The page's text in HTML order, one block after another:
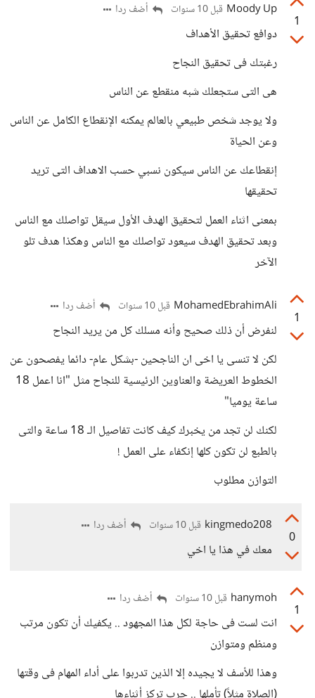
1
Moody Up قبل 10 سنوات أضف ردا
دوافع تحقيق الأهداف
رغبتك فى تحقيق النجاح
هى التى ستجعلك شبه منقطع عن الناس
ولا يوجد شخص طبيعي بالعالم يمكنه الإنقطاع الكامل عن الناس
وعن الحياة
إنقطاعك عن الناس سيكون نسبي حسب الاهداف التى تريد
تحقيقها
بمعنى اثناء العمل لتحقيق الهدف الأول سيقل تواصلك مع الناس
وبعد تحقيق الهدف سيعود تواصلك مع الناس وهكذا هدف تلو
الآخر
1
MohamedEbrahimAli قبل 10 سنوات أضف ردا
لنفرض أن ذلك صحيح وأنه مسلك كل من يريد النجاح
لكن لا تنسى يا اخى ان الناجحين -بشكل عام- دائما يفصحون عن
الخطوط العريضة والعناوين الرئيسية للنجاح مثل "انا اعمل 18
ساعة يوميا"
لكنك لن تجد من يخبرك كيف كانت تفاصيل الـ 18 ساعة والتى
بالطبع لن تكون كلها إنكفاء على العمل !
التوازن مطلوب
0
kingmedo208 قبل 10 سنوات أضف ردا
معك في هذا يا اخي
1
hanymoh قبل 10 سنوات أضف ردا
انت لست فى حاجة لكل هذا المجهود .. يكفيك أن تكون مرتب
ومنظم ومتوازن
وهذا للأسف لا يجيده إلا الذين تدربوا على أداء المهام فى وقتها